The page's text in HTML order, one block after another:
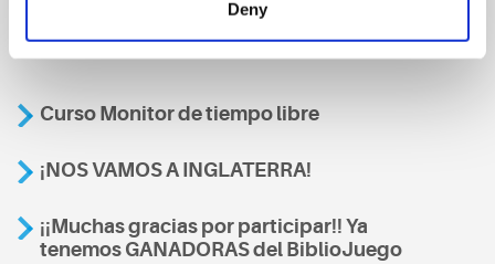
Deny
También te podría interesar
Curso Monitor de tiempo libre
¡NOS VAMOS A INGLATERRA!
¡¡Muchas gracias por participar!! Ya
tenemos GANADORAS del BiblioJuego